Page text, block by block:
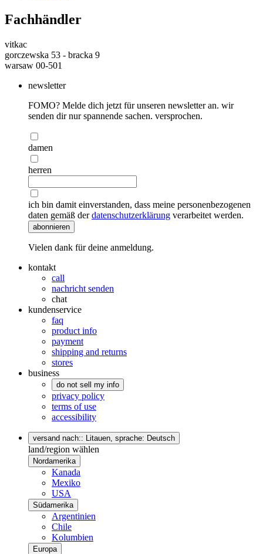
Fachhändler
vitkac
gorczewska 53 - bracka 9
warsaw 00-501
newsletter
FOMO? Melde dich jetzt für unseren newsletter an. wir
senden dir nur spannende sachen. versprochen.
damen
herren
ich bin damit einverstanden, dass meine personenbezogenen
daten gemäß derdatenschutzerklärung verarbeitet werden.
abonnieren
Vielen dank für deine anmeldung.
kontakt
call
nachricht senden
chat
kundenservice
faq
product info
payment
shipping and returns
stores
business
do not sell my info
privacy policy
terms of use
accessibility
versand nach:: Litauen, sprache: Deutsch
land/region wählen
Nordamerika
Kanada
Mexiko
USA
Südamerika
Argentinien
Chile
Kolumbien
Europa